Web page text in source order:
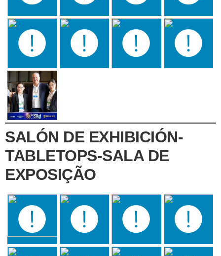
SALÓN DE EXHIBICIÓN-
TABLETOPS-SALA DE
EXPOSIÇÃO